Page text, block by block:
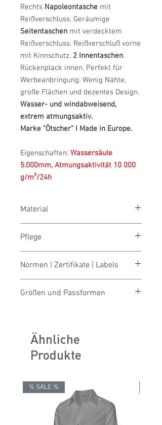
Rechts Napoleontasche mit
Reißverschluss. Geräumige
Seitentaschen mit verdecktem
Reißverschluss. Reißverschluß vorne
mit Kinnschutz. 2 Innentaschen.
Rückenplack innen. Perfekt für
Werbeanbringung: Wenig Nähte,
große Flächen und dezentes Design.
Wasser- und windabweisend,
extrem atmungsaktiv.
Marke "Ötscher" I Made in Europe.
Eigenschaften: Wassersäule
5.000mm, Atmungsaktivität 10 000
g/m²/24h
Material
Pflege
bleichen nicht erlaubt
trocknen nicht erlaubt
bügeln 1 Pkt. (niedrige Temp.)
Normen | Zertifikate | Labels
Made in Austria/Europe
Größen und Passformen
Ähnliche
Produkte
% SALE %